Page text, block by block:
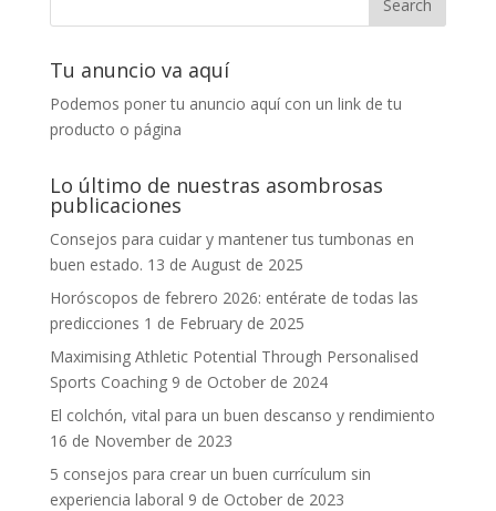
Tu anuncio va aquí
Podemos poner tu anuncio aquí con un link de tu
producto o página
Lo último de nuestras asombrosas
publicaciones
Consejos para cuidar y mantener tus tumbonas en
buen estado. 13 de August de 2025
Horóscopos de febrero 2026: entérate de todas las
predicciones 1 de February de 2025
Maximising Athletic Potential Through Personalised
Sports Coaching 9 de October de 2024
El colchón, vital para un buen descanso y rendimiento
16 de November de 2023
5 consejos para crear un buen currículum sin
experiencia laboral 9 de October de 2023